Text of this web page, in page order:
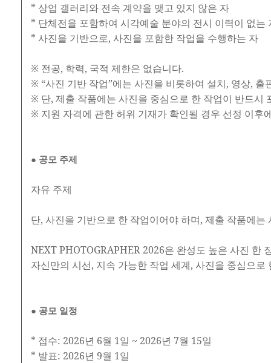
* 상업 갤러리와 전속 계약을 맺고 있지 않은 자
* 단체전을 포함하여 시각예술 분야의 전시 이력이 없는
* 사진을 기반으로, 사진을 포함한 작업을 수행하는 자
※ 전공, 학력, 국적 제한은 없습니다.
※ “사진 기반 작업”에는 사진을 비롯하여 설치, 영상,
※ 단, 제출 작품에는 사진을 중심으로 한 작업이 반드시
※ 지원 자격에 관한 허위 기재가 확인될 경우 선정 이후
● 공모 주제
자유 주제
단, 사진을 기반으로 한 작업이어야 하며, 제출 작품에
NEXT PHOTOGRAPHER 2026은 완성도 높은 사진 한
자신만의 시선, 지속 가능한 작업 세계, 사진을 중심으
● 공모 일정
* 접수: 2026년 6월 1일 ~ 2026년 7월 15일
* 발표: 2026년 9월 1일